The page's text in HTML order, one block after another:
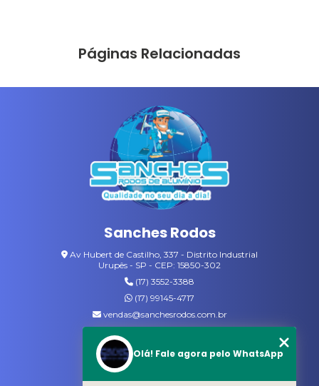
VASSOURAS DE NYLON
VASSOURAS PARA JARDIM
Páginas Relacionadas
Sanches Rodos
Av Hubert de Castilho, 337 - Distrito Industrial
Urupês - SP - CEP: 15850-302
(17) 3552-3388
(17) 99145-4717
vendas@sanchesrodos.com.br
Siga-nos
Olá! Fale agora pelo WhatsApp